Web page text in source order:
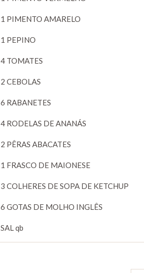
1 PIMENTO AMARELO
1 PEPINO
4 TOMATES
2 CEBOLAS
6 RABANETES
4 RODELAS DE ANANÁS
2 PÊRAS ABACATES
1 FRASCO DE MAIONESE
3 COLHERES DE SOPA DE KETCHUP
6 GOTAS DE MOLHO INGLÊS
SAL qb